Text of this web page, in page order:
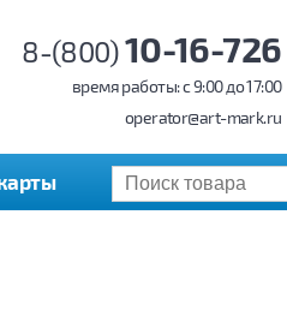
8-(800)10-16-726
время работы: c 9:00 до 17:00
operator@art-mark.ru